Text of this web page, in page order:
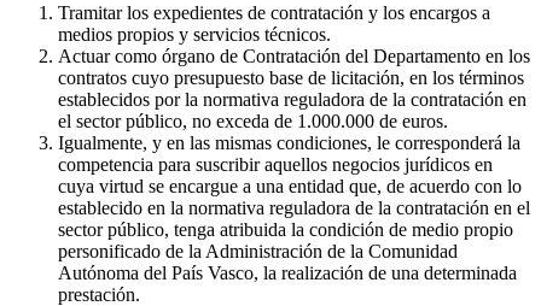
Tramitar los expedientes de contratación y los encargos a
medios propios y servicios técnicos.
Actuar como órgano de Contratación del Departamento en los
contratos cuyo presupuesto base de licitación, en los términos
establecidos por la normativa reguladora de la contratación en
el sector público, no exceda de 1.000.000 de euros.
Igualmente, y en las mismas condiciones, le corresponderá la
competencia para suscribir aquellos negocios jurídicos en
cuya virtud se encargue a una entidad que, de acuerdo con lo
establecido en la normativa reguladora de la contratación en el
sector público, tenga atribuida la condición de medio propio
personificado de la Administración de la Comunidad
Autónoma del País Vasco, la realización de una determinada
prestación.